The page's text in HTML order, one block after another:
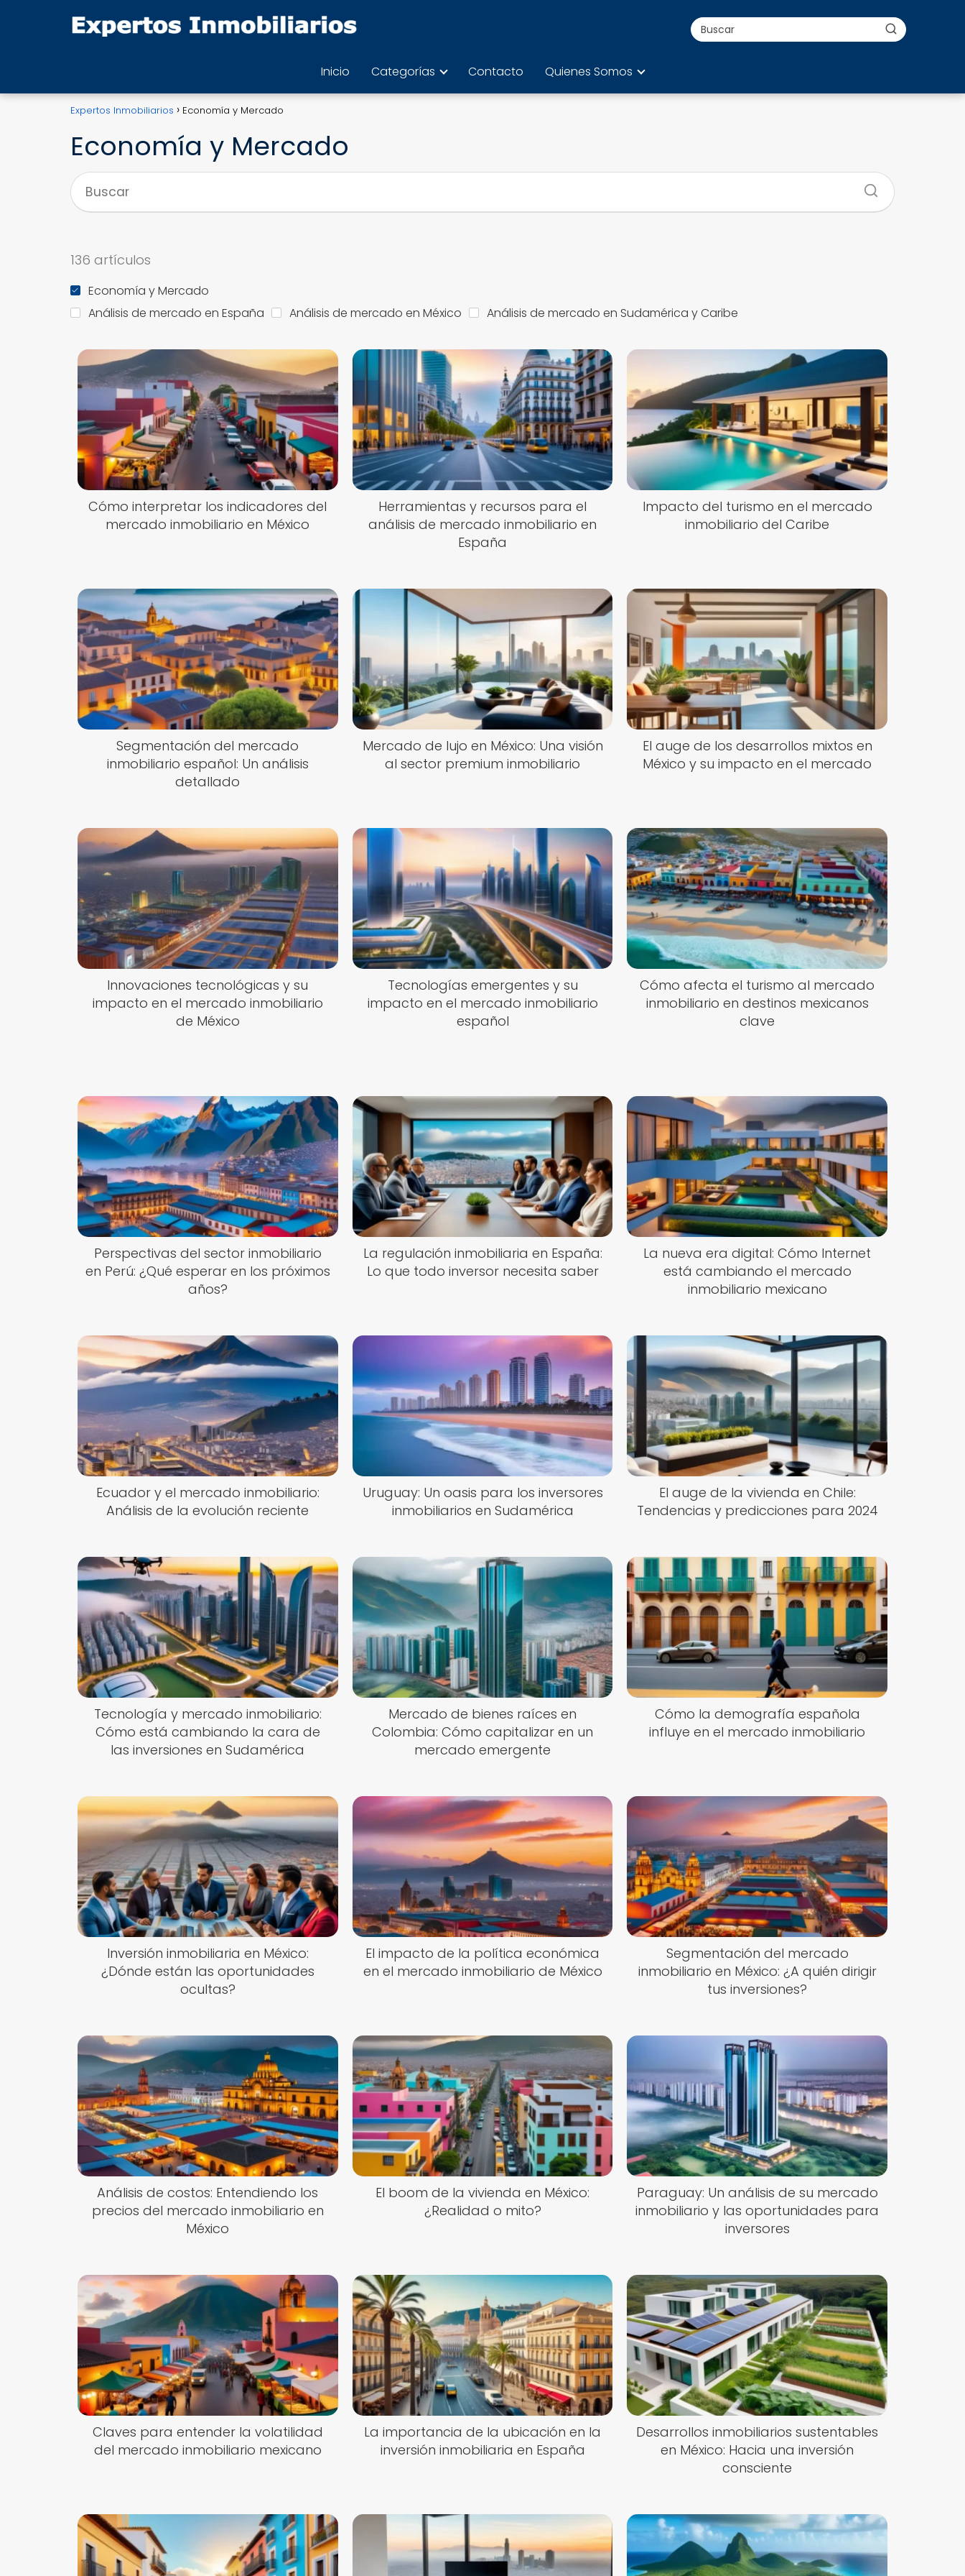
Inicio Categorías Contacto Quienes Somos
Expertos Inmobiliarios Economía y Mercado
Economía y Mercado
136 artículos
Economía y Mercado
Análisis de mercado en España
Análisis de mercado en México Análisis de mercado en Sudamérica y Caribe
Cómo interpretar los indicadores del
mercado inmobiliario en México
Herramientas y recursos para el
análisis de mercado inmobiliario en
España
Impacto del turismo en el mercado
inmobiliario del Caribe
Segmentación del mercado
inmobiliario español: Un análisis
detallado
Mercado de lujo en México: Una visión
al sector premium inmobiliario
El auge de los desarrollos mixtos en
México y su impacto en el mercado
Innovaciones tecnológicas y su
impacto en el mercado inmobiliario
de México
Tecnologías emergentes y su
impacto en el mercado inmobiliario
español
Cómo afecta el turismo al mercado
inmobiliario en destinos mexicanos
clave
Perspectivas del sector inmobiliario
en Perú: ¿Qué esperar en los próximos
años?
La regulación inmobiliaria en España:
Lo que todo inversor necesita saber
La nueva era digital: Cómo Internet
está cambiando el mercado
inmobiliario mexicano
Ecuador y el mercado inmobiliario:
Análisis de la evolución reciente
Uruguay: Un oasis para los inversores
inmobiliarios en Sudamérica
El auge de la vivienda en Chile:
Tendencias y predicciones para 2024
Tecnología y mercado inmobiliario:
Cómo está cambiando la cara de
las inversiones en Sudamérica
Mercado de bienes raíces en
Colombia: Cómo capitalizar en un
mercado emergente
Cómo la demografía española
influye en el mercado inmobiliario
Inversión inmobiliaria en México:
¿Dónde están las oportunidades
ocultas?
El impacto de la política económica
en el mercado inmobiliario de México
Segmentación del mercado
inmobiliario en México: ¿A quién dirigir
tus inversiones?
Análisis de costos: Entendiendo los
precios del mercado inmobiliario en
México
El boom de la vivienda en México:
¿Realidad o mito?
Paraguay: Un análisis de su mercado
inmobiliario y las oportunidades para
inversores
Claves para entender la volatilidad
del mercado inmobiliario mexicano
La importancia de la ubicación en la
inversión inmobiliaria en España
Desarrollos inmobiliarios sustentables
en México: Hacia una inversión
consciente